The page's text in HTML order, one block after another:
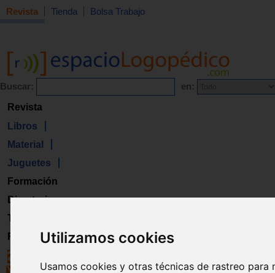
Utilizamos cookies
Usamos cookies y otras técnicas de rastreo para
Revista Tienda Bolsa Trabajo
Buscar: en:
Revista
Libros
Material
Juguetes
Formación
Directorio
Trabajo
Registro